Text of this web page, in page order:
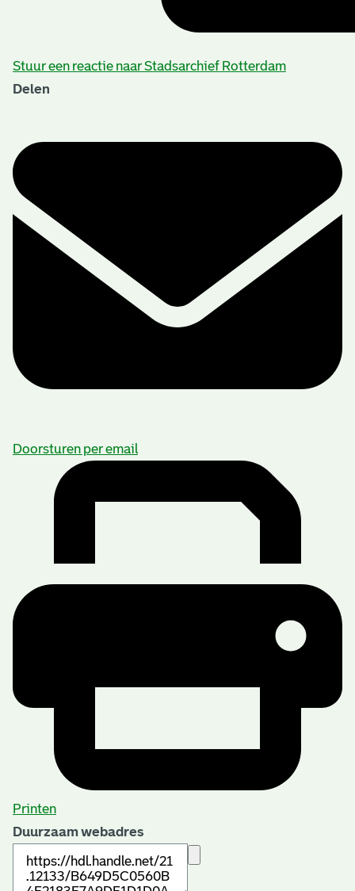
Stuur een reactie naar Stadsarchief Rotterdam
Delen
Doorsturen per email
Printen
Duurzaam webadres